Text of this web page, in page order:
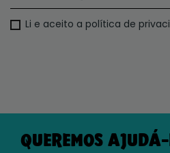
Li e aceito a política de
QUEREMOS